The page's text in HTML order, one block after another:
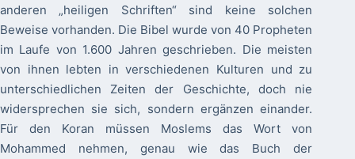
anderen „heiligen Schriften“ sind keine solchen
Beweise vorhanden. Die Bibel wurde von 40 Propheten
im Laufe von 1.600 Jahren geschrieben. Die meisten
von ihnen lebten in verschiedenen Kulturen und zu
unterschiedlichen Zeiten der Geschichte, doch nie
widersprechen sie sich, sondern ergänzen einander.
Für den Koran müssen Moslems das Wort von
Mohammed nehmen, genau wie das Buch der